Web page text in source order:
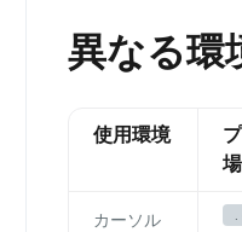
異なる環
使用環境
カーソル